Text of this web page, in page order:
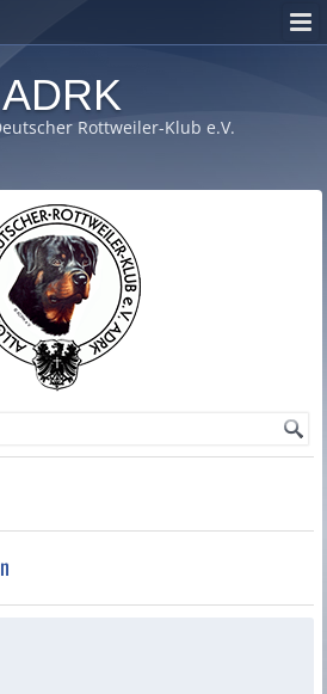
ADRK
Rottweiler-Klub e.V.